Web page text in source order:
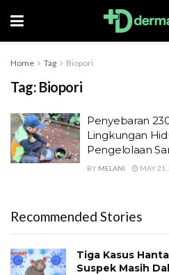
Home Tag Biopori
Tag: Biopori
Penyebaran
Lingkungan
Pengelolaan
BY MELANI MAY 21,
Recommended Stories
Tiga Kasus
Suspek Masih